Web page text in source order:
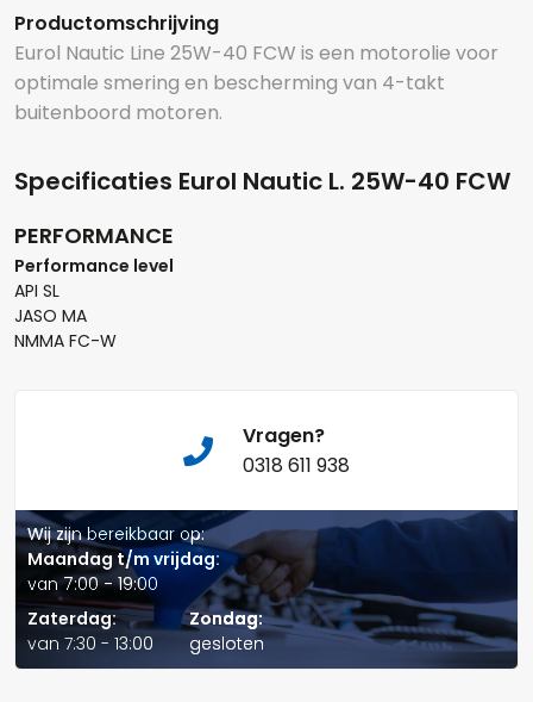
Productomschrijving
Eurol Nautic Line 25W-40 FCW is een motorolie voor
optimale smering en bescherming van 4-takt
buitenboord motoren.
Specificaties Eurol Nautic L. 25W-40 FCW
PERFORMANCE
Performance level
API SL
JASO MA
NMMA FC-W
Vragen?
0318 611 938
Wij zijn bereikbaar op:
Maandag t/m vrijdag:
van 7:00 - 19:00
Zaterdag:
van 7:30 - 13:00
Zondag:
gesloten
Aantal
-
Naam*